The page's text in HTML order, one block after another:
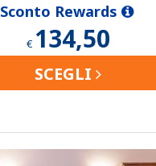
Sconto Rewards
€ 134,50
SCEGLI